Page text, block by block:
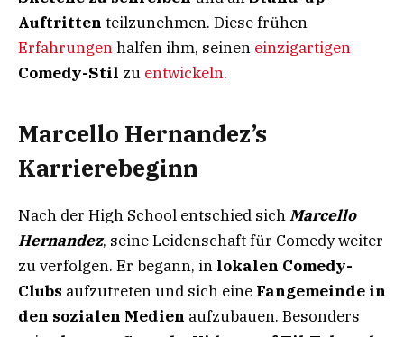
Auftritten teilzunehmen. Diese frühen
Erfahrungenhalfen ihm, seinen einzigartigen
Comedy-Stil zu entwickeln.
Marcello Hernandez’s
Karrierebeginn
Nach der High School entschied sichMarcello
Hernandez, seine Leidenschaft für Comedy weiter
zu verfolgen. Er begann, in lokalen Comedy-
Clubs aufzutreten und sich eine Fangemeinde in
den sozialen Medien aufzubauen. Besonders